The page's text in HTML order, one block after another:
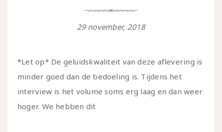
29 november, 2018
*Let op* De geluidskwaliteit van deze aflevering is
minder goed dan de bedoeling is. Tijdens het
interview is het volume soms erg laag en dan weer
hoger. We hebben dit